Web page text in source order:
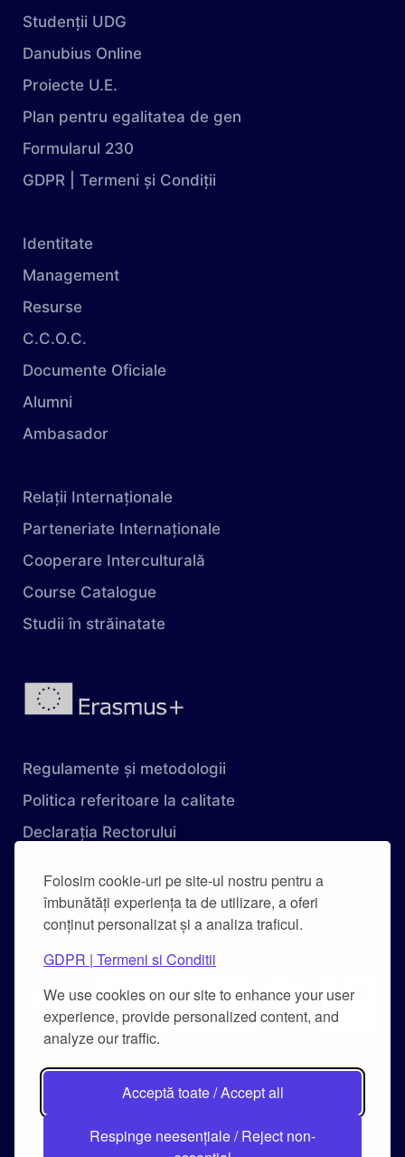
Folosim cookie-uri pe site-ul nostru pentru a
îmbunătăți experiența ta de utilizare, a oferi
conținut personalizat și a analiza traficul.
GDPR | Termeni si Conditii
We use cookies on our site to enhance your user
experience, provide personalized content, and
analyze our traffic.
Acceptă toate / Accept all
Respinge neesențiale / Reject non-
Studenții UDG
Danubius Online
Proiecte U.E.
Plan pentru egalitatea de gen
Formularul 230
GDPR | Termeni și Condiții
Identitate
Management
Resurse
C.C.O.C.
Documente Oficiale
Alumni
Ambasador
Relații Internaționale
Parteneriate Internaționale
Cooperare Interculturală
Course Catalogue
Studii în străinatate
Regulamente și metodologii
Politica referitoare la calitate
Declarația Rectorului
Carta Universității
Combaterea hărțuirii pe criteriu de sex și a
hărțuirii morale